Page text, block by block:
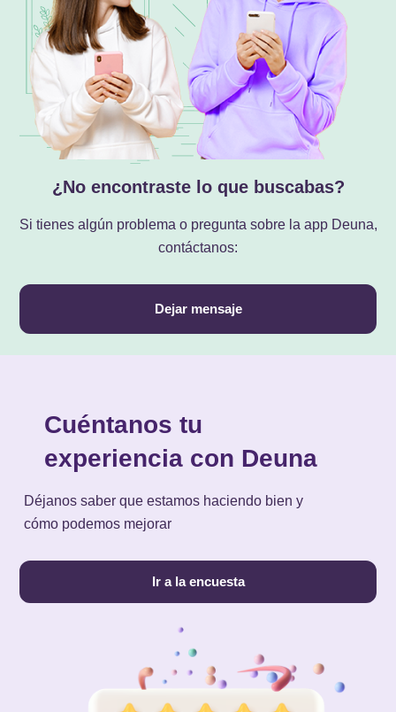
¿No encontraste lo que buscabas?
Si tienes algún problema o pregunta sobre la app Deuna,
contáctanos:
Dejar mensaje
Cuéntanos tu
experiencia con Deuna
Déjanos saber que estamos haciendo bien y
cómo podemos mejorar
Ir a la encuesta